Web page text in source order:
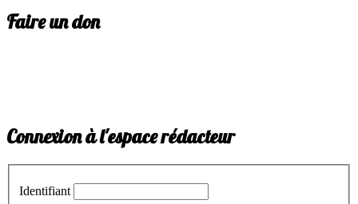
Faire un don
Connexion à l'espace rédacteur
Identifiant